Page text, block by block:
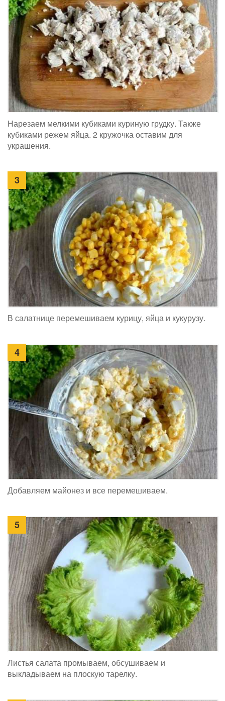
Нарезаем мелкими кубиками куриную грудку. Также
кубиками режем яйца. 2 кружочка оставим для
украшения.
3
В салатнице перемешиваем курицу, яйца и кукурузу.
4
Добавляем майонез и все перемешиваем.
5
Листья салата промываем, обсушиваем и
выкладываем на плоскую тарелку.